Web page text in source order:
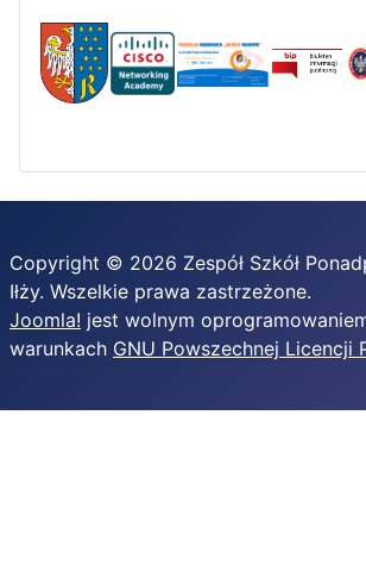
Copyright © 2026 Zespół Szkół
Iłży. Wszelkie prawa zastrzeżone.
Joomla! jest wolnym
warunkach GNU Powszechnej Licencji